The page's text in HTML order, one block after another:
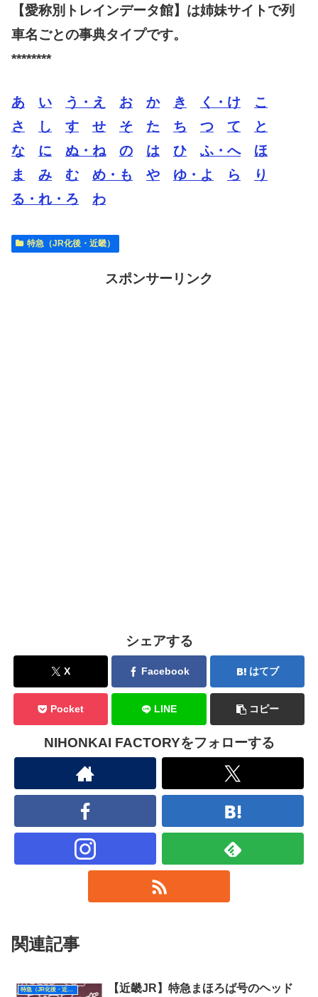
【愛称別トレインデータ館】は姉妹サイトで列
車名ごとの事典タイプです。
********
あ い う・え お か き く・け
こ
さ
し す せ そ た ち つ て
と
な
に ぬ・ね の は ひ ふ・へ
ほ
ま
み む め・も や ゆ・よ ら
り
る・れ・ろ
わ
特急（JR化後・近畿）
スポンサーリンク
シェアする
X Facebook はてブ
Pocket LINE コピー
NIHONKAI FACTORYをフォローする
関連記事
特急（JR化後・近畿）
【近畿JR】特急まほろば号のヘッド